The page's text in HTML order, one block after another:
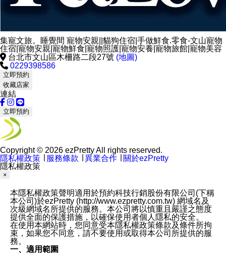
集寵文旅。睡覺間 寵物安親||貓狗住宿|手做鮮食.零食-文山寵物
住宿|寵物安親|寵物鮮食|寵物照護|寵物安養|寵物旅館|寵物美容
台北市文山區木柵路二段27號 (地圖)
0229398586
立即預約
收藏店家
連結
立即預約
Copyright © 2026 ezPretty All rights reserved.
隱私權政策
服務條款 異業合作
關於ezPretty
隱私權政策
×
本隱私權政策聲明適用於預約科技行銷股份有限公司(下稱
本公司)於ezPretty (http://www.ezpretty.com.tw) 網域名及
次級網域名所提供的服務。本公司將以慎重且嚴謹之態度
提供全面的保護措施，以確保使用者個人隱私的安全。
在使用本網站時，您同意受本隱私權政策條款及條件所拘
束，如果您不同意，請不要使用或取得本公司所提供的服
務。
一、適用範圍